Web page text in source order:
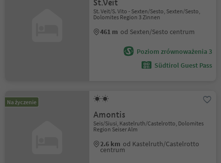
St.Veit
St. Veit/S. Vito - Sexten/Sesto, Sexten/Sesto,
Dolomites Region 3 Zinnen
461 m od Sexten/Sesto centrum
Poziom zrównoważenia 3
Südtirol Guest Pass
Na życzenie
Amontis
Seis/Siusi, Kastelruth/Castelrotto, Dolomites
Region Seiser Alm
2.6 km od Kastelruth/Castelrotto
centrum